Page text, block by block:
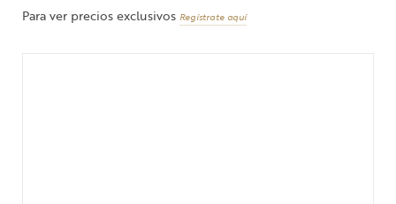
Para ver precios exclusivos Regístrate aquí